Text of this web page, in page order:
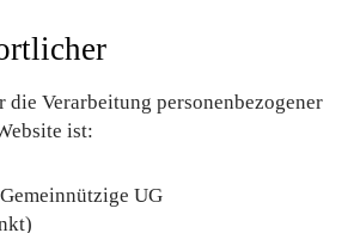
Verarbeitung personenbezogener
ist:
UG